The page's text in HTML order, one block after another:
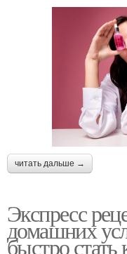
читать дальше →
Экспресс
домашних
быстро стать